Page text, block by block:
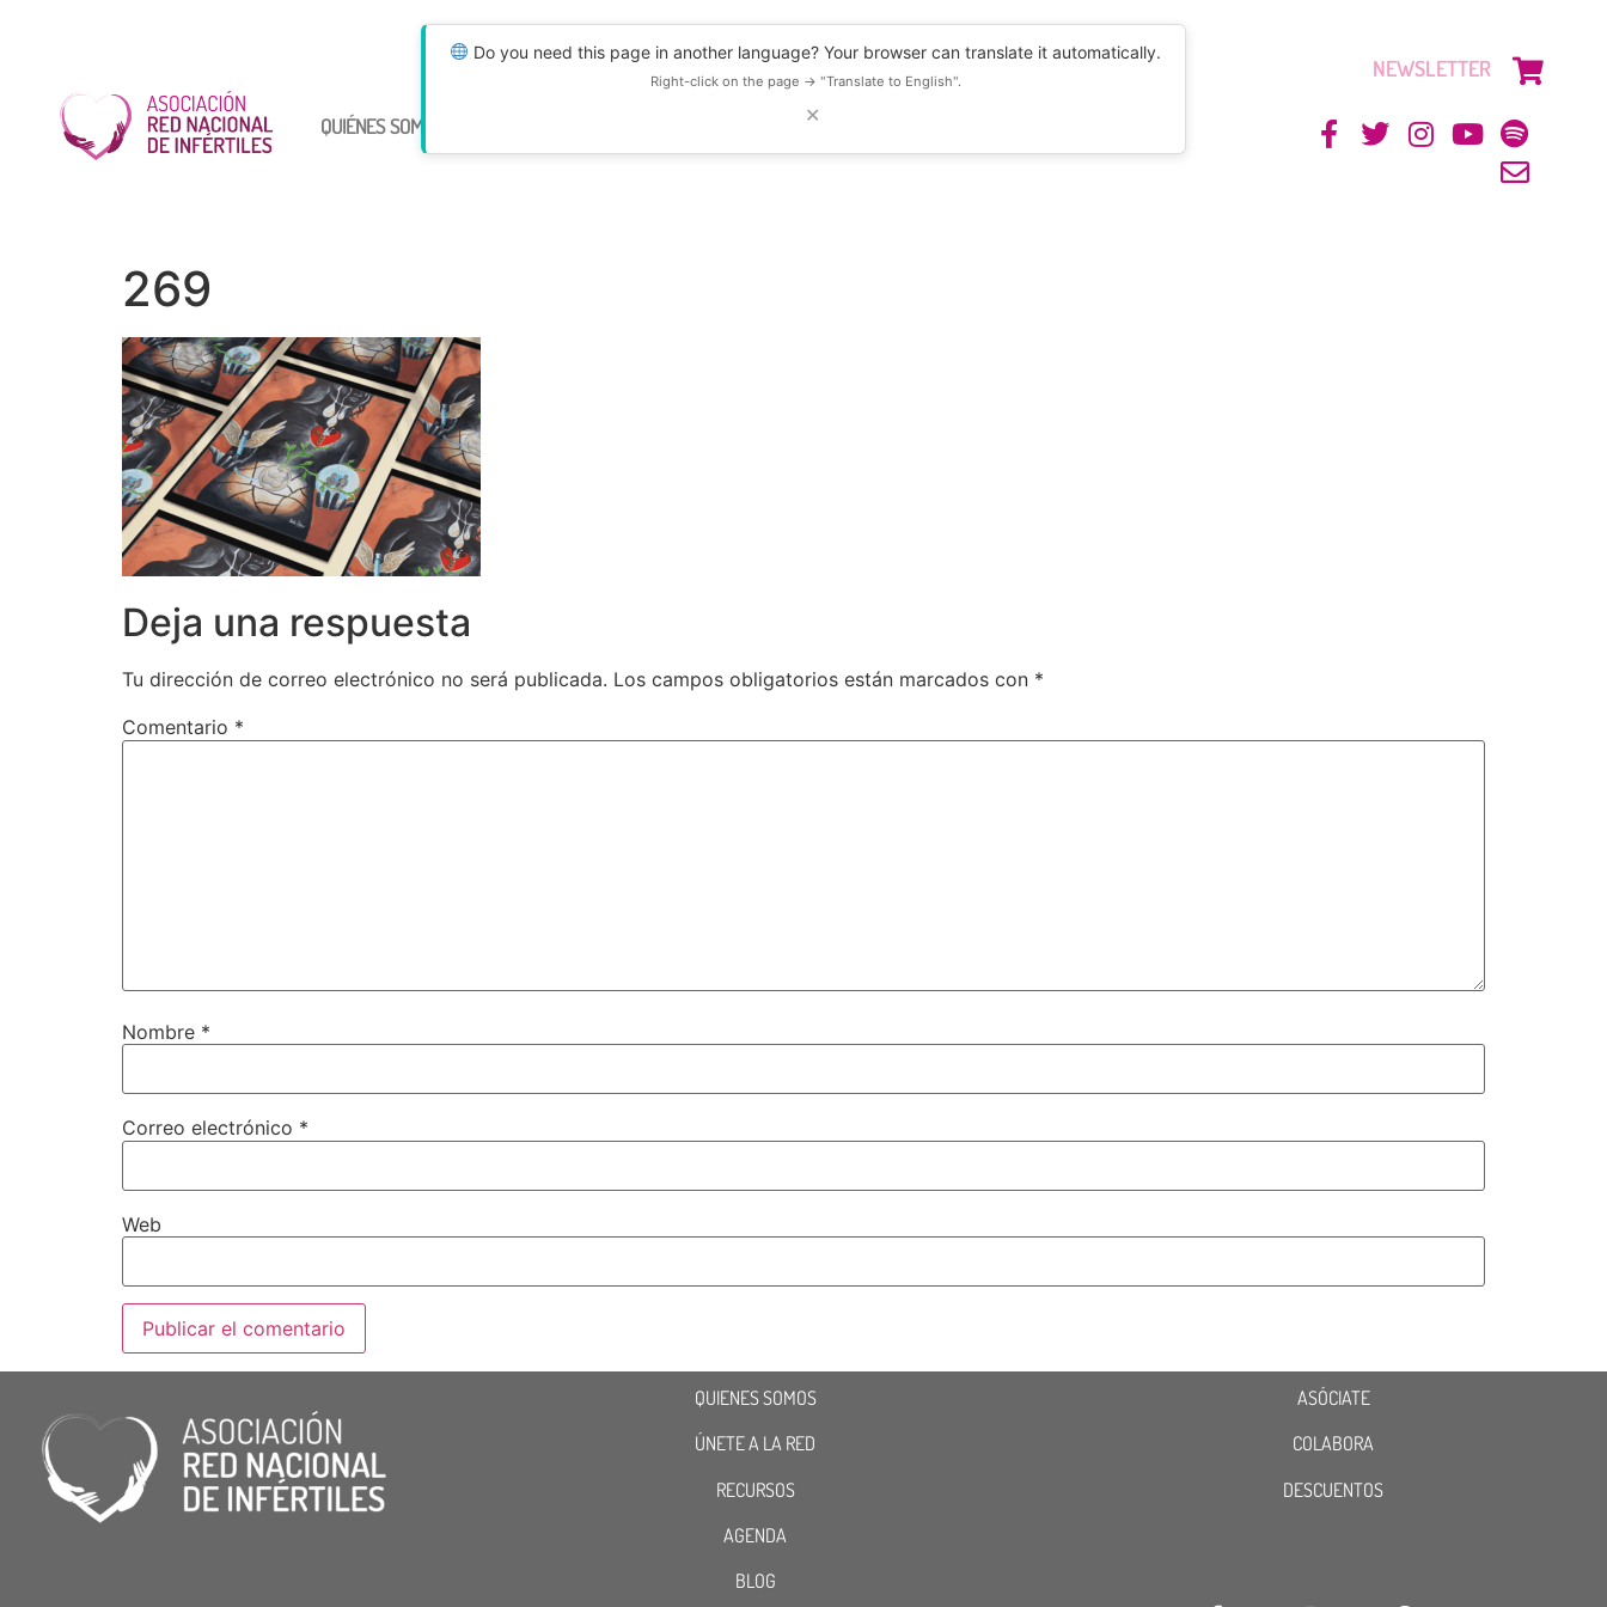
Do you need this page in another language? Your browser can translate it automatically.
Right-click on the page → "Translate to English".
✕
QUIÉNES SOMOS RECURSOS
NEWSLETTER
269
Deja una respuesta
Tu dirección de correo electrónico no será publicada. Los campos obligatorios están marcados con *
Comentario *
Nombre *
Correo electrónico *
Web
QUIENES SOMOS
ÚNETE A LA RED
RECURSOS
AGENDA
BLOG
ASÓCIATE
COLABORA
DESCUENTOS